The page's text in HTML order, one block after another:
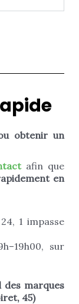
obtenir un
afin que
en
1 impasse
sur
des marques
45)